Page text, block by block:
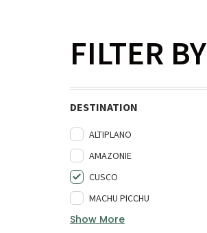
FILTER BY
DESTINATION
ALTIPLANO
AMAZONIE
CUSCO
MACHU PICCHU
Show More